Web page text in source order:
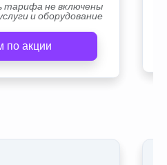
тарифа не включены
и оборудование
по акции